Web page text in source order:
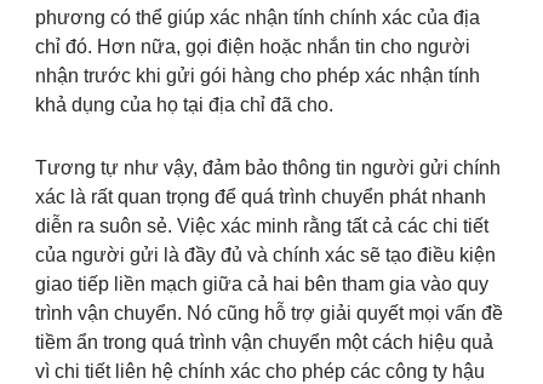
phương có thể giúp xác nhận tính chính xác của địa
chỉ đó. Hơn nữa, gọi điện hoặc nhắn tin cho người
nhận trước khi gửi gói hàng cho phép xác nhận tính
khả dụng của họ tại địa chỉ đã cho.
Tương tự như vậy, đảm bảo thông tin người gửi chính
xác là rất quan trọng để quá trình chuyển phát nhanh
diễn ra suôn sẻ. Việc xác minh rằng tất cả các chi tiết
của người gửi là đầy đủ và chính xác sẽ tạo điều kiện
giao tiếp liền mạch giữa cả hai bên tham gia vào quy
trình vận chuyển. Nó cũng hỗ trợ giải quyết mọi vấn đề
tiềm ẩn trong quá trình vận chuyển một cách hiệu quả
vì chi tiết liên hệ chính xác cho phép các công ty hậu